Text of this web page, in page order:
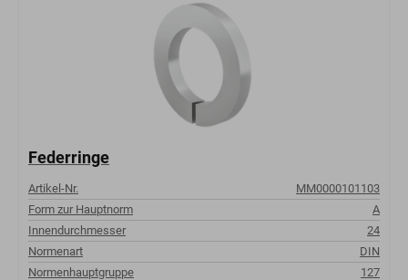
Federringe
Artikel-Nr.
MM0000101103
Form zur Hauptnorm
A
Innendurchmesser
24
Normenart
DIN
Normenhauptgruppe
127